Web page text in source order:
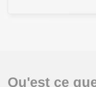
Qu'est ce